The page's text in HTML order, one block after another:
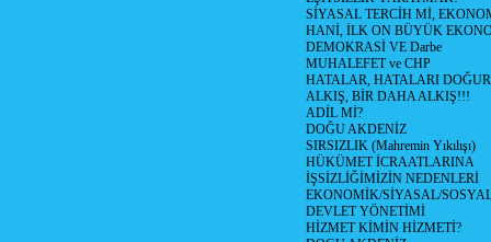
SİYASAL TERCİH Mİ,
HANİ, İLK ON BÜYÜK
DEMOKRASİ VE Darbe
MUHALEFET ve CHP
HATALAR, HATALARI
ALKIŞ, BİR DAHA ALKIŞ!!!
ADİL Mİ?
DOĞU AKDENİZ
SIRSIZLIK (Mahremin Yıkılışı)
HÜKÜMET İCRAATLARINA
İŞSİZLİĞİMİZİN NEDENLERİ
EKONOMİK/SİYASAL/
DEVLET YÖNETİMİ
HİZMET KİMİN HİZMETİ?